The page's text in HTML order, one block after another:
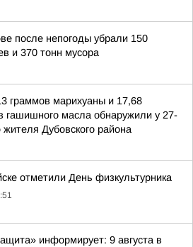
после непогоды убрали 150
и 370 тонн мусора
граммов марихуаны и 17,68
гашишного масла обнаружили у 27-
жителя Дубовского района
отметили День физкультурника
информирует: 9 августа в